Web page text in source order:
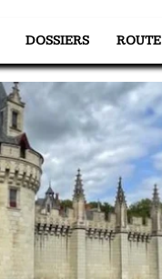
DOSSIERS ROUTE